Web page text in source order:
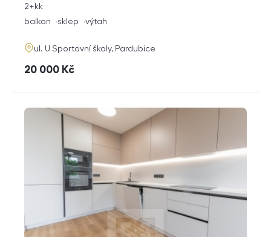
rozměry
dispozice
2+kk
funkce
balkon sklep výtah
adresa
ul. U Sportovní školy, Pardubice
cena
20 000 Kč